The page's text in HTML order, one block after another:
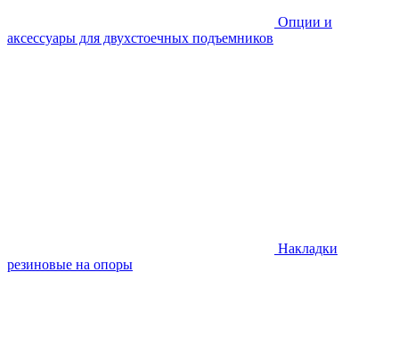
Опции и
аксессуары для двухстоечных подъемников
Накладки
резиновые на опоры